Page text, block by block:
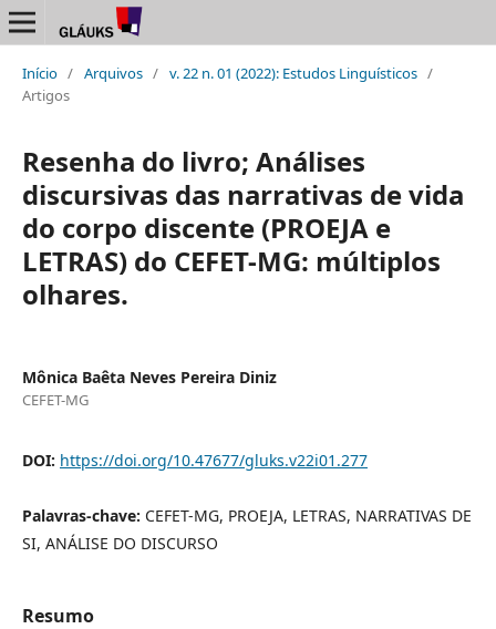
Início / Arquivos / v. 22 n. 01 (2022): Estudos Linguísticos /
Artigos
Resenha do livro; Análises
discursivas das narrativas de vida
do corpo discente (PROEJA e
LETRAS) do CEFET-MG: múltiplos
olhares.
Mônica Baêta Neves Pereira Diniz
CEFET-MG
DOI: https://doi.org/10.47677/gluks.v22i01.277
Palavras-chave: CEFET-MG, PROEJA, LETRAS, NARRATIVAS DE
SI, ANÁLISE DO DISCURSO
Resumo